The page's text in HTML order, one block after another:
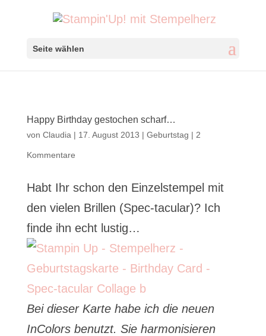
Seite wählen
Happy Birthday gestochen scharf…
von Claudia | 17. August 2013 | Geburtstag | 2
Kommentare
Habt Ihr schon den Einzelstempel mit
den vielen Brillen (Spec-tacular)? Ich
finde ihn echt lustig…
Bei dieser Karte habe ich die neuen
InColors benutzt. Sie harmonisieren